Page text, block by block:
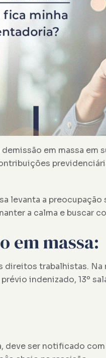
em massa
levanta a
a calma e buscar
em massa:
direitos trabalhistas.
indenizado, 13º
ser notificado